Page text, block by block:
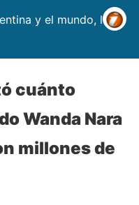
y el mundo, las
cuánto
Wanda Nara
millones de